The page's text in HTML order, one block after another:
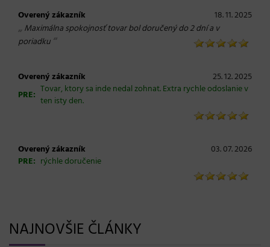
Overený zákazník 18. 11. 2025
„ Maximálna spokojnosť tovar bol doručený do 2 dní a v
poriadku “
Overený zákazník
25. 12. 2025
PRE: Tovar, ktory sa inde nedal zohnat. Extra rychle odoslanie v
ten isty den.
Overený zákazník
03. 07. 2026
PRE: rýchle doručenie
NAJNOVŠIE ČLÁNKY